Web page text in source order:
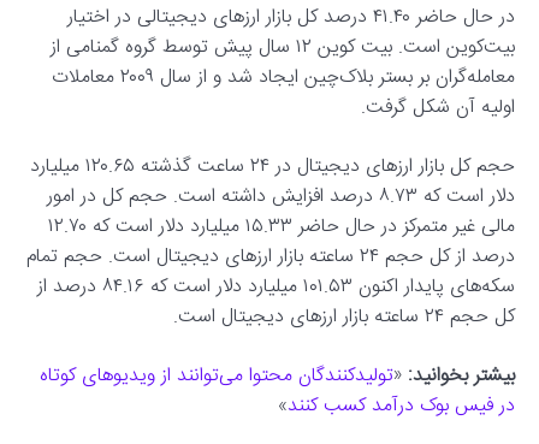
در حال حاضر ۴۱.۴۰ درصد کل بازار ارزهای دیجیتالی در اختیار
بیت‌کوین است. بیت کوین ۱۲ سال پیش توسط گروه گمنامی از
معامله‌گران بر بستر بلاک‌چین ایجاد شد و از سال ۲۰۰۹ معاملات
اولیه آن شکل گرفت.
حجم کل بازار ارزهای دیجیتال در ۲۴ ساعت گذشته ۱۲۰.۶۵ میلیارد
دلار است که ۸.۷۳ درصد افزایش داشته است. حجم کل در امور
مالی غیر متمرکز در حال حاضر ۱۵.۳۳ میلیارد دلار است که ۱۲.۷۰
درصد از کل حجم ۲۴ ساعته بازار ارزهای دیجیتال است. حجم تمام
سکه‌های پایدار اکنون ۱۰۱.۵۳ میلیارد دلار است که ۸۴.۱۶ درصد از
کل حجم ۲۴ ساعته بازار ارزهای دیجیتال است.
بیشتر بخوانید: «تولیدکنندگان محتوا می‌توانند از ویدیوهای کوتاه
در فیس بوک درآمد کسب کنند»